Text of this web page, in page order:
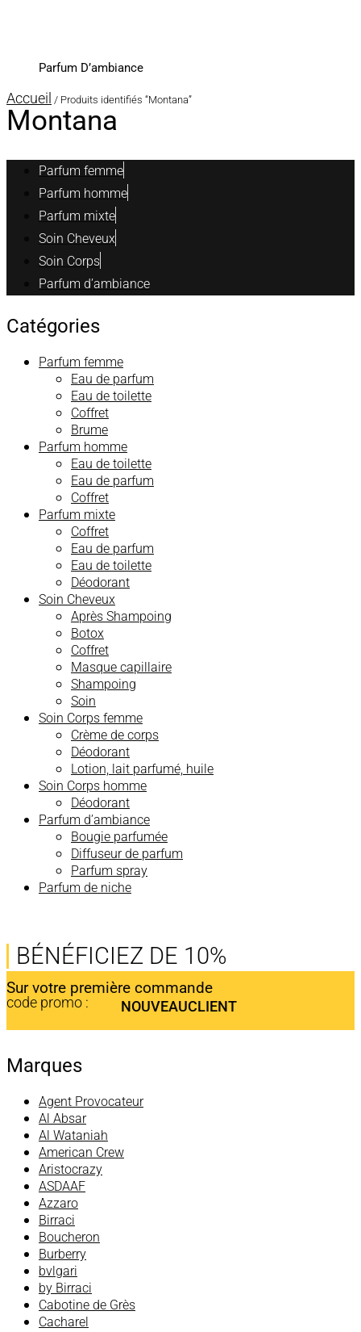
Parfum D’ambiance
Accueil / Produits identifiés “Montana”
Montana
Parfum femme
Parfum homme
Parfum mixte
Soin Cheveux
Soin Corps
Parfum d’ambiance
Catégories
Parfum femme
Eau de parfum
Eau de toilette
Coffret
Brume
Parfum homme
Eau de toilette
Eau de parfum
Coffret
Parfum mixte
Coffret
Eau de parfum
Eau de toilette
Déodorant
Soin Cheveux
Après Shampoing
Botox
Coffret
Masque capillaire
Shampoing
Soin
Soin Corps femme
Crème de corps
Déodorant
Lotion, lait parfumé, huile
Soin Corps homme
Déodorant
Parfum d’ambiance
Bougie parfumée
Diffuseur de parfum
Parfum spray
Parfum de niche
BÉNÉFICIEZ DE 10%
Sur votre première commande
code promo : NOUVEAUCLIENT
Marques
Agent Provocateur
Al Absar
Al Wataniah
American Crew
Aristocrazy
ASDAAF
Azzaro
Birraci
Boucheron
Burberry
bvlgari
by Birraci
Cabotine de Grès
Cacharel